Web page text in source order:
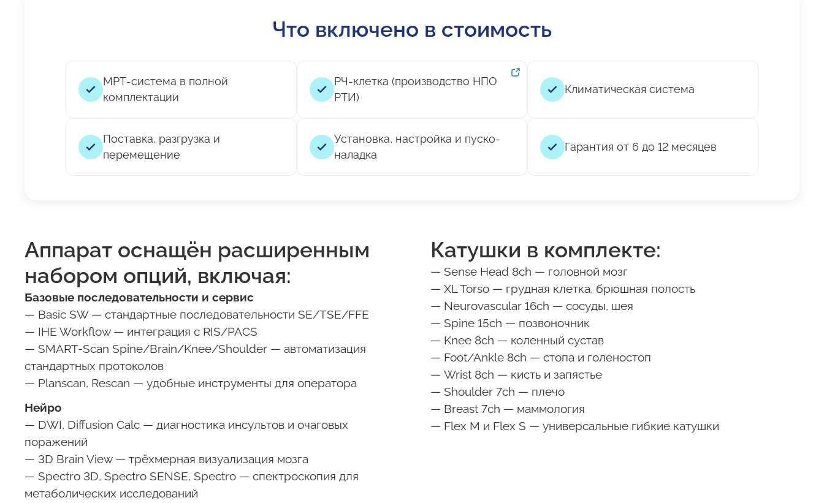
Что включено в стоимость
МРТ-система в полной
комплектации
РЧ-клетка (производство НПО
РТИ)
Климатическая система
Поставка, разгрузка и
перемещение
Установка, настройка и пуско-
наладка
Гарантия от 6 до 12 месяцев
Аппарат оснащён расширенным
набором опций, включая:
Базовые последовательности и сервис
— Basic SW — стандартные последовательности SE/TSE/FFE
— IHE Workflow — интеграция с RIS/PACS
— SMART-Scan Spine/Brain/Knee/Shoulder — автоматизация
стандартных протоколов
— Planscan, Rescan — удобные инструменты для оператора
Нейро
— DWI, Diffusion Calc — диагностика инсультов и очаговых
поражений
— 3D Brain View — трёхмерная визуализация мозга
— Spectro 3D, Spectro SENSE, Spectro — спектроскопия для
метаболических исследований
Катушки в комплекте:
— Sense Head 8ch — головной мозг
— XL Torso — грудная клетка, брюшная полость
— Neurovascular 16ch — сосуды, шея
— Spine 15ch — позвоночник
— Knee 8ch — коленный сустав
— Foot/Ankle 8ch — стопа и голеностоп
— Wrist 8ch — кисть и запястье
— Shoulder 7ch — плечо
— Breast 7ch — маммология
— Flex M и Flex S — универсальные гибкие катушки